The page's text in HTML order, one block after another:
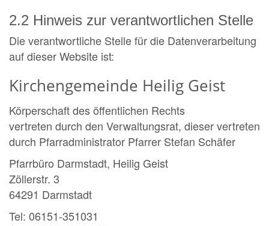
2.2 Hinweis zur verantwortlichen Stelle
Die verantwortliche Stelle für die Datenverarbeitung
auf dieser Website ist:
Kirchengemeinde Heilig Geist
Körperschaft des öffentlichen Rechts
vertreten durch den Verwaltungsrat, dieser vertreten
durch Pfarradministrator Pfarrer Stefan Schäfer
Pfarrbüro Darmstadt, Heilig Geist
Zöllerstr. 3
64291 Darmstadt
Tel: 06151-351031